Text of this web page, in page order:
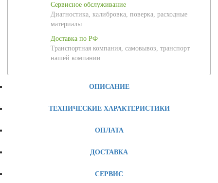
Сервисное обслуживание
Диагностика, калибровка, поверка, расходные
материалы
Доставка по РФ
Транспортная компания, самовывоз, транспорт
нашей компании
ОПИСАНИЕ
ТЕХНИЧЕСКИЕ ХАРАКТЕРИСТИКИ
ОПЛАТА
ДОСТАВКА
СЕРВИС